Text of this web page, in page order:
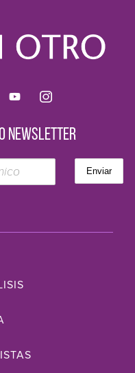
NEWSLETTER